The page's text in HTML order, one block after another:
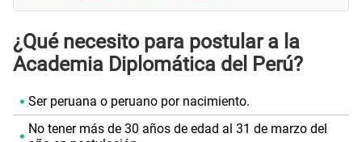
¿Qué necesito para postular a la
Academia Diplomática del Perú?
Ser peruana o peruano por nacimiento.
No tener más de 30 años de edad al 31 de marzo del